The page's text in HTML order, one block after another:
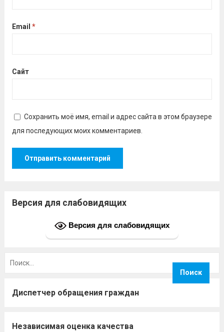
Email *
Сайт
Сохранить моё имя, email и адрес сайта в этом браузере
для последующих моих комментариев.
Версия для слабовидящих
Версия для слабовидящих
Диспетчер обращения граждан
Независимая оценка качества